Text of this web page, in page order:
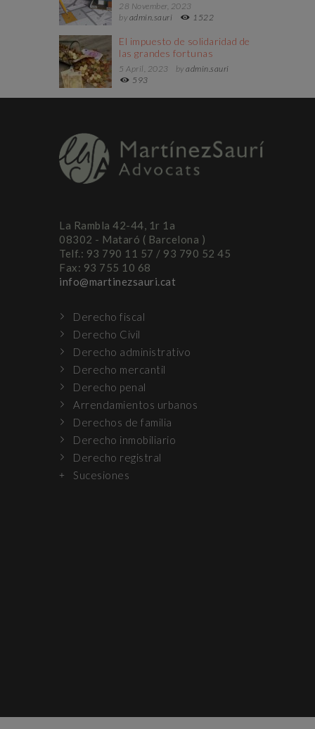
28 November, 2023
byadmin.sauri 1522
El impuesto de solidaridad de
las grandes fortunas
5 April, 2023 byadmin.sauri
593
La Rambla 42-44, 1r 1a
08302 - Mataró ( Barcelona )
Telf.: 93 790 11 57 / 93 790 52 45
Fax: 93 755 10 68
info@martinezsauri.cat
Derecho fiscal
Derecho Civil
Derecho administrativo
Derecho mercantil
Derecho penal
Arrendamientos urbanos
Derechos de familia
Derecho inmobiliario
Derecho registral
Sucesiones